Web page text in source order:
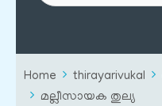
Home thirayarivukal
മല്ലീസായക തുല്യ